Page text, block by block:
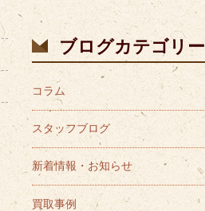
ブログカテゴリー
コラム
スタッフブログ
新着情報・お知らせ
買取事例